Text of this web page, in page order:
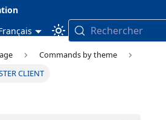
Rechercher
Commands by theme
CLIENT